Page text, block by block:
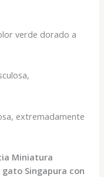
verde dorado a
extremadamente
Miniatura
Singapura con